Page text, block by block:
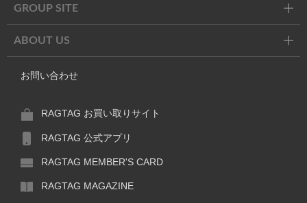
GROUP SITE
ABOUT US
お問い合わせ
RAGTAG お買い取りサイト
RAGTAG 公式アプリ
RAGTAG MEMBER'S CARD
RAGTAG MAGAZINE